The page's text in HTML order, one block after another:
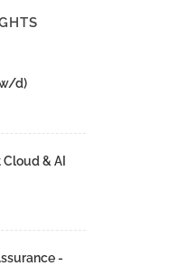
d)
& AI
-